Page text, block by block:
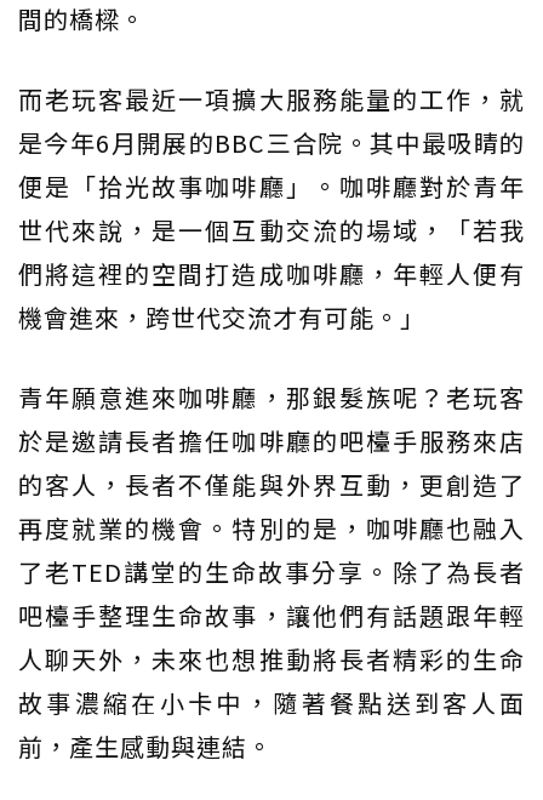
間的橋樑。
而老玩客最近一項擴大服務能量的工作，就
是今年6月開展的BBC三合院。其中最吸睛的
便是「拾光故事咖啡廳」。咖啡廳對於青年
世代來說，是一個互動交流的場域，「若我
們將這裡的空間打造成咖啡廳，年輕人便有
機會進來，跨世代交流才有可能。」
青年願意進來咖啡廳，那銀髮族呢？老玩客
於是邀請長者擔任咖啡廳的吧檯手服務來店
的客人，長者不僅能與外界互動，更創造了
再度就業的機會。特別的是，咖啡廳也融入
了老TED講堂的生命故事分享。除了為長者
吧檯手整理生命故事，讓他們有話題跟年輕
人聊天外，未來也想推動將長者精彩的生命
故事濃縮在小卡中，隨著餐點送到客人面
前，產生感動與連結。